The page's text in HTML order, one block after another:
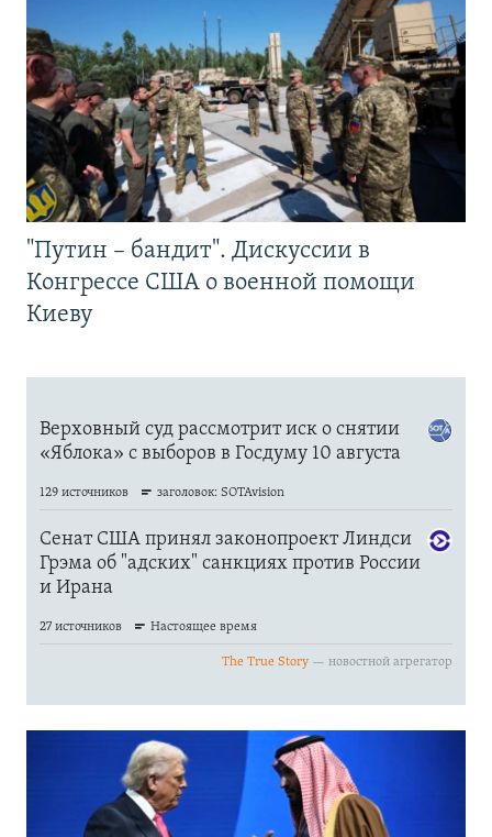
"Путин – бандит". Дискуссии в
Конгрессе США о военной помощи
Киеву